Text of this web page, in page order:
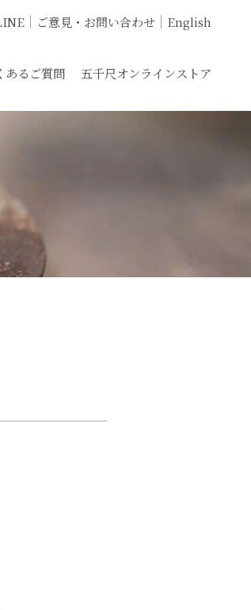
ご意見・お問い合わせ English
あるご質問 五千尺オンラインストア